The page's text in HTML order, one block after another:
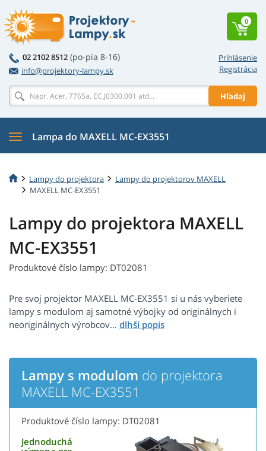
Prihlásenie
Registrácia
02 2102 8512 (po-pia 8-16)
info@projektory-lampy.sk
Hľadaj
0
Lampa do MAXELL MC-EX3551
Lampy do projektora
Lampy do projektorov MAXELL
MAXELL MC-EX3551
Lampy do projektora MAXELL
MC-EX3551
Produktové číslo lampy: DT02081
Pre svoj projektor MAXELL MC-EX3551 si u nás vyberiete
lampy s modulom aj samotné výbojky od originálnych i
neoriginálnych výrobcov...
Lampy s modulom do projektora
MAXELL MC-EX3551
Produktové číslo lampy: DT02081
Jednoduchá